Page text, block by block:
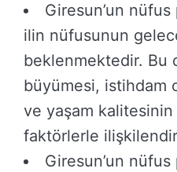
Giresun’un
ilin nüfusunun
beklenmektedir. Bu
büyümesi, istihdam
ve yaşam
faktörlerle
Giresun’un